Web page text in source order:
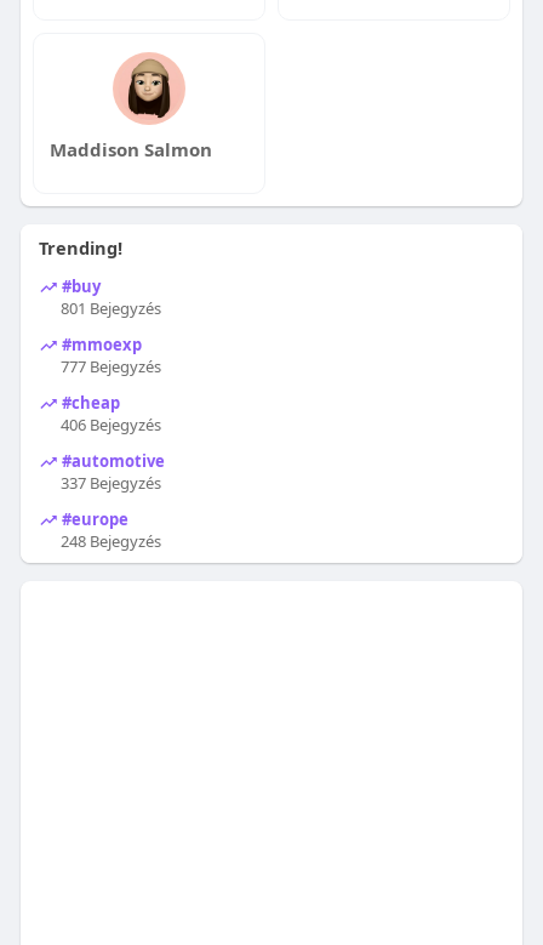
Maddison Salmon
Trending!
#buy
801 Bejegyzés
#mmoexp
777 Bejegyzés
#cheap
406 Bejegyzés
#automotive
337 Bejegyzés
#europe
248 Bejegyzés